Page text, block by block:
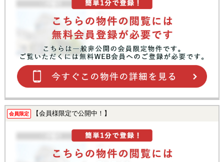
会員限定 【会員様限定で公開中！】